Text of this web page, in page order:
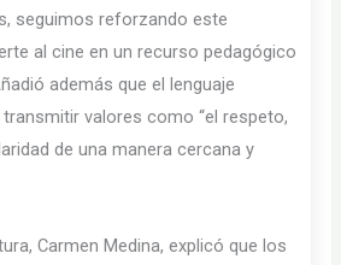
seguimos reforzando este
al cine en un recurso pedagógico
además que el lenguaje
valores como “el respeto,
de una manera cercana y
Carmen Medina, explicó que los